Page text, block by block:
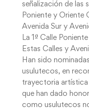
señalización de las
Poniente y Oriente
Avenida Sur y
La 1ª Calle
Estas Calles y
Han sido
usulutecos, en
trayectoria artística
que han dado
como usulutecos